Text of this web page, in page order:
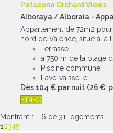
Patacona Orchard Views
Alboraya / Alboraia -
Appartement de 72m2
nord de Valence, situé à la
Terrasse
à 750 m de la plage
Piscine commune
Lave-vaisselle
Dès 104 € par nuit (26 €
+ INFO
Montrant 1 - 6 de 31 logements
12345